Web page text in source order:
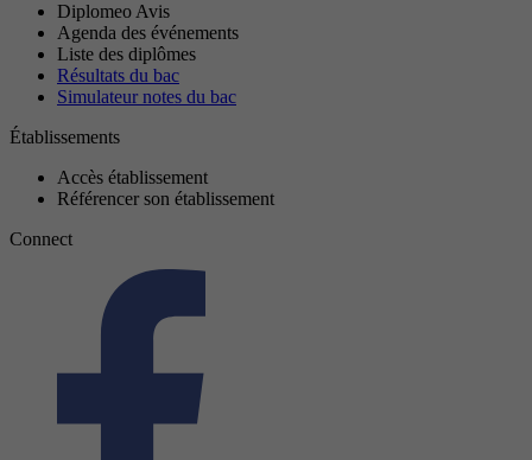
Diplomeo Avis
Agenda des événements
Liste des diplômes
Résultats du bac
Simulateur notes du bac
Établissements
Accès établissement
Référencer son établissement
Connect